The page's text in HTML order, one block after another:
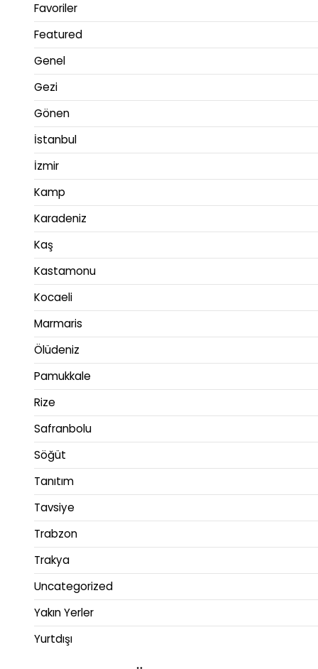
Favoriler
Featured
Genel
Gezi
Gönen
İstanbul
İzmir
Kamp
Karadeniz
Kaş
Kastamonu
Kocaeli
Marmaris
Ölüdeniz
Pamukkale
Rize
Safranbolu
Söğüt
Tanıtım
Tavsiye
Trabzon
Trakya
Uncategorized
Yakın Yerler
Yurtdışı